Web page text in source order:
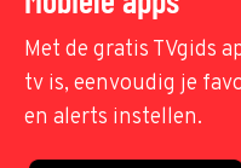
Met de gratis TVgids
tv is, eenvoudig je
en alerts instellen.